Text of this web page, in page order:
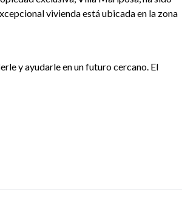
vivienda está ubicada en la zona
y ayudarle en un futuro cercano. El